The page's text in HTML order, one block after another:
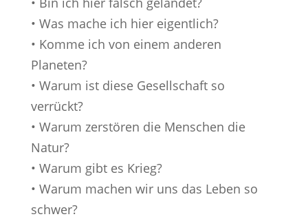
• Was mache ich hier eigentlich?
• Komme ich von einem anderen
Planeten?
• Warum ist diese Gesellschaft so
verrückt?
• Warum zerstören die Menschen die
Natur?
• Warum gibt es Krieg?
• Warum machen wir uns das Leben so
schwer?